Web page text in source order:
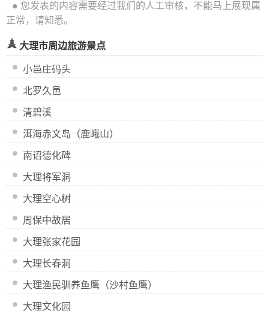
● 您发表的内容需要经过我们的人工审核，不能马上展现属
正常，请知悉。
大理市周边旅游景点
小邑庄码头
北罗久邑
清碧溪
洱海赤文岛（鹿峨山）
南诏德化碑
大理将军洞
大理空心树
周保中故居
大理张家花园
大理长春洞
大理渔民驯养鱼鹰（沙村鱼鹰）
大理文化园